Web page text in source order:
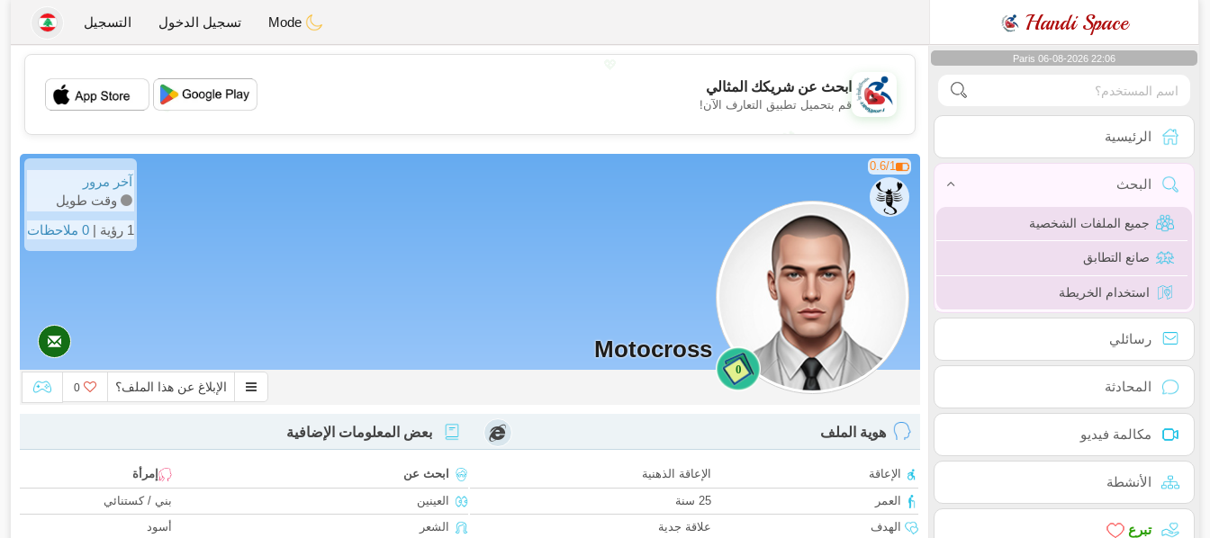
Handi Space تسجيل الدخول التسجيل
Paris 06-08-2026 22:06
الرئيسية
البحث
جميع الملفات الشخصية
صانع التطابق
استخدام الخريطة
رسائلي
المحادثة
مكالمة فيديو
الأنشطة
تبرع
💖
💕
ابحث عن شريكك المثالي
قم بتحميل تطبيق التعارف الآن!
0.6/1
0
Motocross
آخر مرور
وقت طويل
1 رؤية |
0 ملاحظات
الإبلاغ عن هذا الملف؟ 0
هوية الملف
الإعاقة
الإعاقة الذهنية
العمر
25 سنة
الهدف
علاقة جدية
بعض المعلومات الإضافية
ابحث عن
إمرأة
العينين
بني / كستنائي
الشعر
أسود